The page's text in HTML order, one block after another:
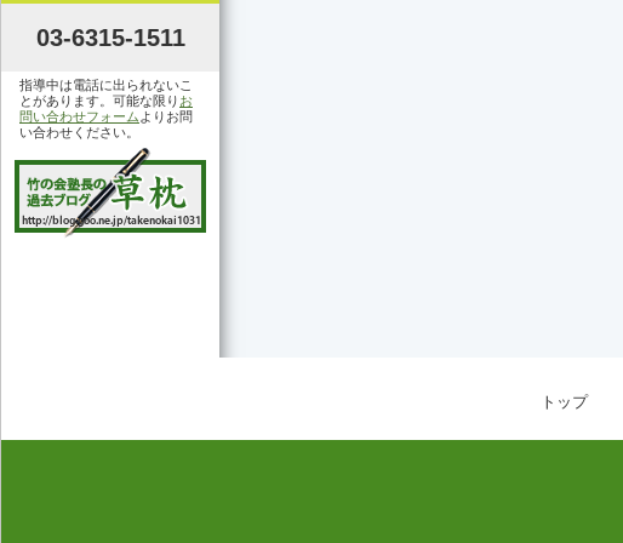
03-6315-1511
指導中は電話に出られないこ
とがあります。可能な限り お
問い合わせフォーム よりお問
い合わせください。
トップ